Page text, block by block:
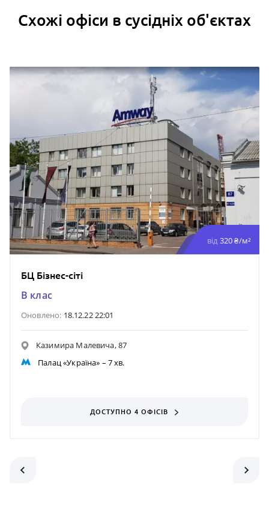
Схожі офіси в сусідніх об'єктах
від 320 ₴/м²
БЦ Бізнес-сіті
B клас
Оновлено: 18.12.22 22:01
Казимира Малевича, 87
Палац «Україна» – 7 хв.
ДОСТУПНО 4 ОФІСІВ